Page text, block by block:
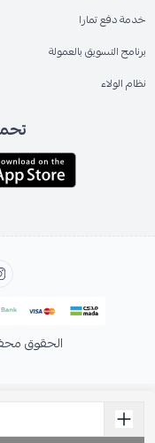
خدمة دفع تمارا
برنامج التسويق بالعمولة
نظام الولاء
الحقوق